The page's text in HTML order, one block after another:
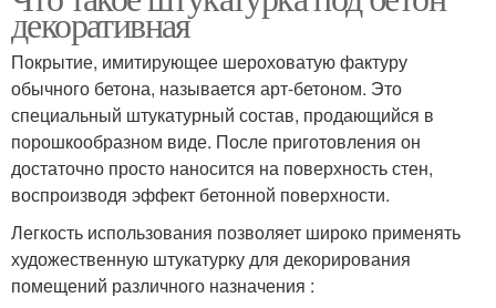
декоративная
Покрытие, имитирующее шероховатую фактуру
обычного бетона, называется арт-бетоном. Это
специальный штукатурный состав, продающийся в
порошкообразном виде. После приготовления он
достаточно просто наносится на поверхность стен,
воспроизводя эффект бетонной поверхности.
Легкость использования позволяет широко применять
художественную штукатурку для декорирования
помещений различного назначения :